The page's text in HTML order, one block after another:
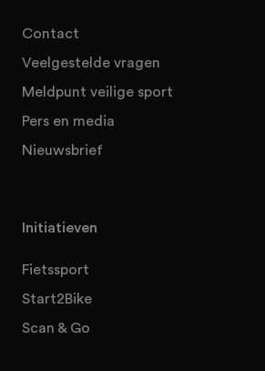
Contact
Veelgestelde vragen
Meldpunt veilige sport
Pers en media
Nieuwsbrief
Initiatieven
Fietssport
Start2Bike
Scan & Go